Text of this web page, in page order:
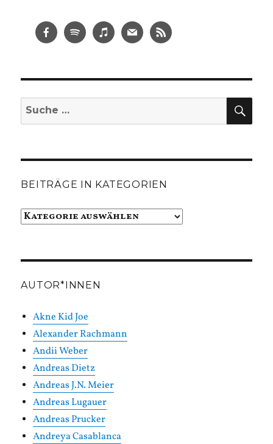
Suche
nach:
BEITRÄGE IN KATEGORIEN
Beiträge
AUTOR*INNEN
Akne Kid Joe
Alexander Rachmann
Andii Weber
Andreas Dietz
Andreas J.N. Meier
Andreas Lugauer
Andreas Prucker
Andreya Casablanca